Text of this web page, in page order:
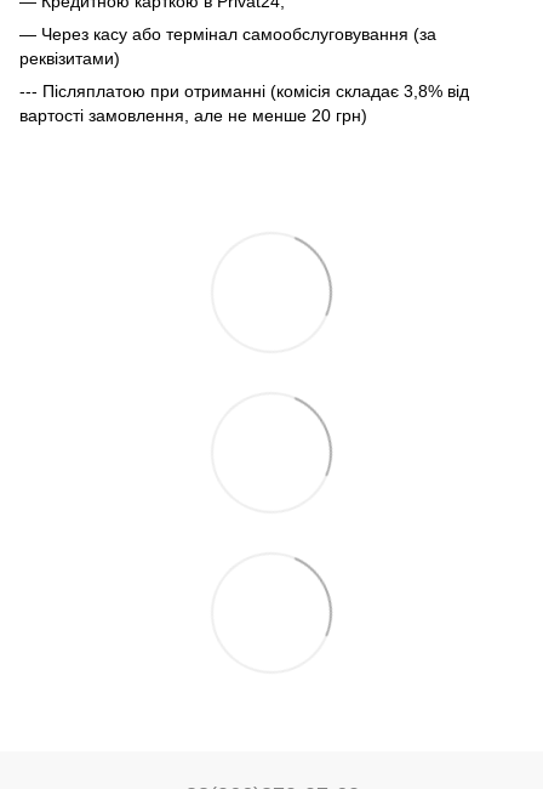
— Через касу або термінал самообслуговування (за
реквізитами)
--- Післяплатою при отриманні (комісія складає 3,8% від
вартості замовлення, але не менше 20 грн)